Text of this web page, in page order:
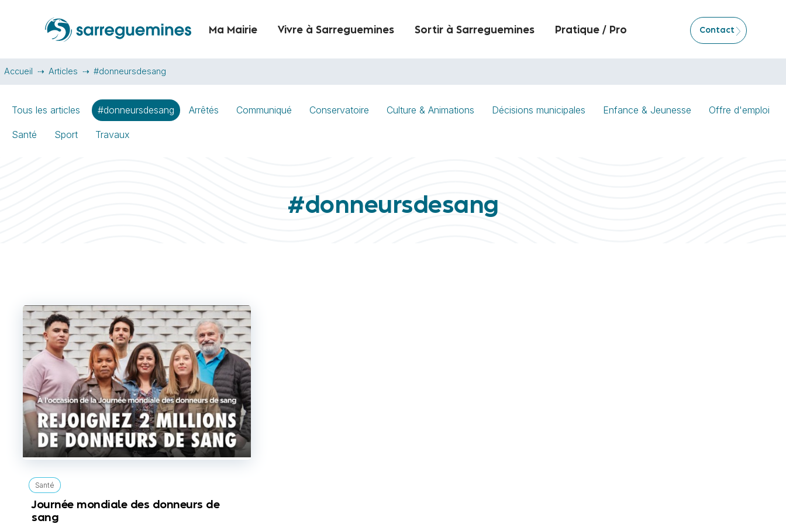
Ma Mairie Vivre à Sarreguemines Sortir à Sarreguemines Pratique / Pro Contact
Accueil Articles #donneursdesang
Tous les articles #donneursdesang Arrêtés Communiqué Conservatoire Culture & Animations Décisions municipales Enfance & Jeunesse Offre d'emploi
Santé Sport Travaux
#donneursdesang
Santé
Journée mondiale des donneurs de
sang